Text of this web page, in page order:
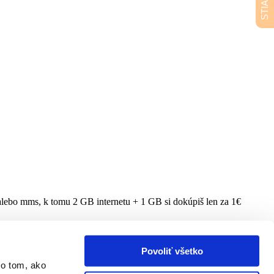
tom, ako
Povoliť všetko
mms, k tomu 2 GB internetu + 1 GB si dokúpiš len za 1€